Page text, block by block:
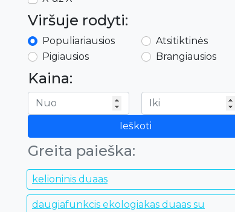
Viršuje rodyti:
Populiariausios
Atsitiktinės
Pigiausios
Brangiausios
Kaina:
Ieškoti
Greita paieška:
kelioninis duaas
daugiafunkcis ekologiakas duaas su